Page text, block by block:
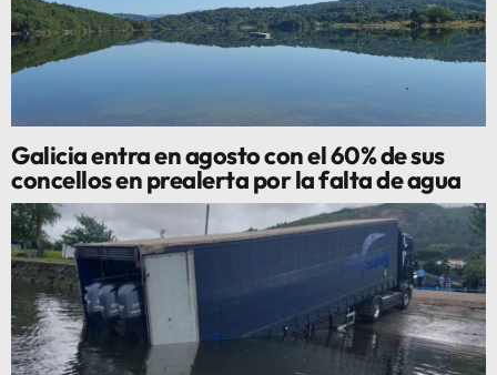
Galicia entra en agosto con el 60% de sus
concellos en prealerta por la falta de agua